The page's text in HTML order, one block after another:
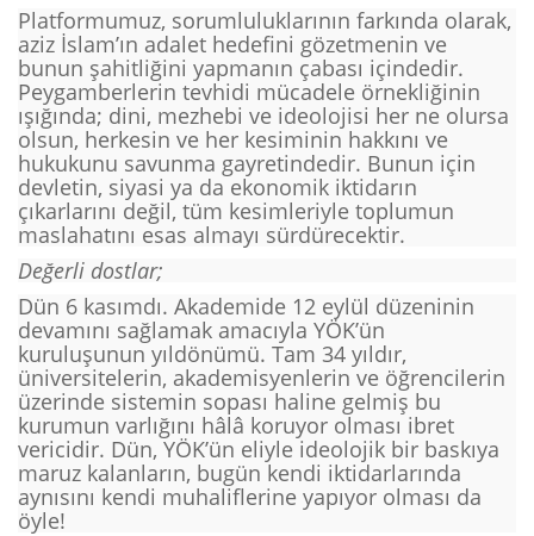
Platformumuz, sorumluluklarının farkında olarak,
aziz İslam’ın adalet hedefini gözetmenin ve
bunun şahitliğini yapmanın çabası içindedir.
Peygamberlerin tevhidi mücadele örnekliğinin
ışığında; dini, mezhebi ve ideolojisi her ne olursa
olsun, herkesin ve her kesiminin hakkını ve
hukukunu savunma gayretindedir. Bunun için
devletin, siyasi ya da ekonomik iktidarın
çıkarlarını değil, tüm kesimleriyle toplumun
maslahatını esas almayı sürdürecektir.
Değerli dostlar;
Dün 6 kasımdı. Akademide 12 eylül düzeninin
devamını sağlamak amacıyla YÖK’ün
kuruluşunun yıldönümü. Tam 34 yıldır,
üniversitelerin, akademisyenlerin ve öğrencilerin
üzerinde sistemin sopası haline gelmiş bu
kurumun varlığını hâlâ koruyor olması ibret
vericidir. Dün, YÖK’ün eliyle ideolojik bir baskıya
maruz kalanların, bugün kendi iktidarlarında
aynısını kendi muhaliflerine yapıyor olması da
öyle!